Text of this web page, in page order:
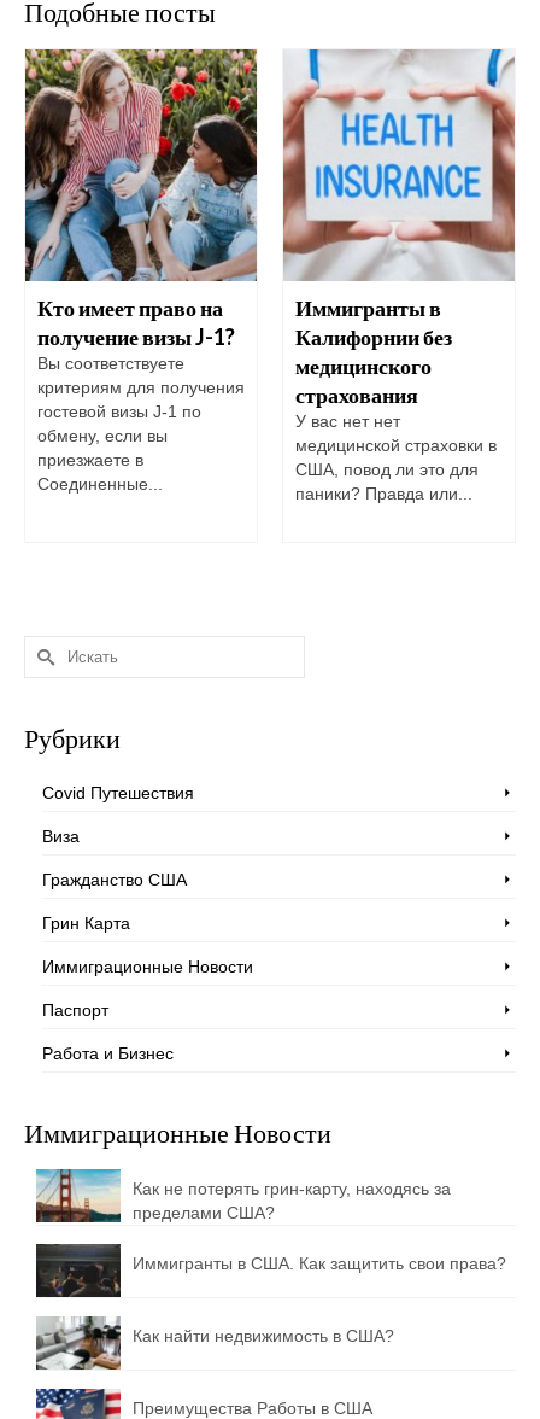
Подобные посты
Кто имеет право на
получение визы J-1?
Вы соответствуете
критериям для получения
гостевой визы J-1 по
обмену, если вы
приезжаете в
Соединенные...
Иммигранты в
Калифорнии без
медицинского
страхования
У вас нет нет
медицинской страховки в
США, повод ли это для
паники? Правда или...
Искать:
Рубрики
Covid Путешествия
Виза
Гражданство США
Грин Карта
Иммиграционные Новости
Паспорт
Работа и Бизнес
Иммиграционные Новости
Как не потерять грин-карту, находясь за
пределами США?
Иммигранты в США. Как защитить свои права?
Как найти недвижимость в США?
Преимущества Работы в США